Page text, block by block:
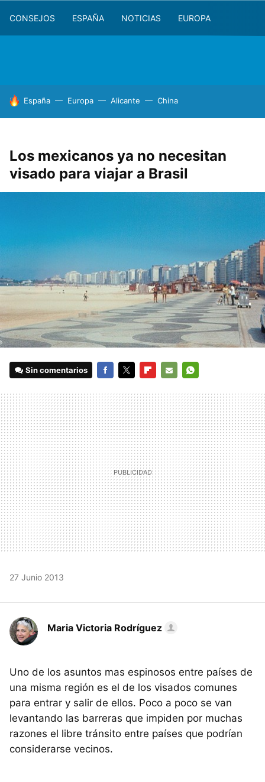
CONSEJOS ESPAÑA NOTICIAS EUROPA
HOY SE HABLA DE
España Europa Alicante China
Los mexicanos ya no necesitan
visado para viajar a Brasil
Sin comentarios
MAIL
27 Junio 2013
Maria Victoria Rodríguez
Uno de los asuntos mas espinosos entre países de
una misma región es el de los visados comunes
para entrar y salir de ellos. Poco a poco se van
levantando las barreras que impiden por muchas
razones el libre tránsito entre países que podrían
considerarse vecinos.